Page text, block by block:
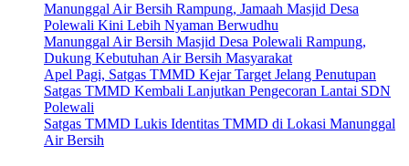
Manunggal Air Bersih Rampung, Jamaah Masjid Desa
Polewali Kini Lebih Nyaman Berwudhu
Manunggal Air Bersih Masjid Desa Polewali Rampung,
Dukung Kebutuhan Air Bersih Masyarakat
Apel Pagi, Satgas TMMD Kejar Target Jelang Penutupan
Satgas TMMD Kembali Lanjutkan Pengecoran Lantai SDN
Polewali
Satgas TMMD Lukis Identitas TMMD di Lokasi Manunggal
Air Bersih